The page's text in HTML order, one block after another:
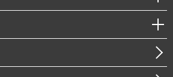
コンプライアンス）・防災（政策）
）